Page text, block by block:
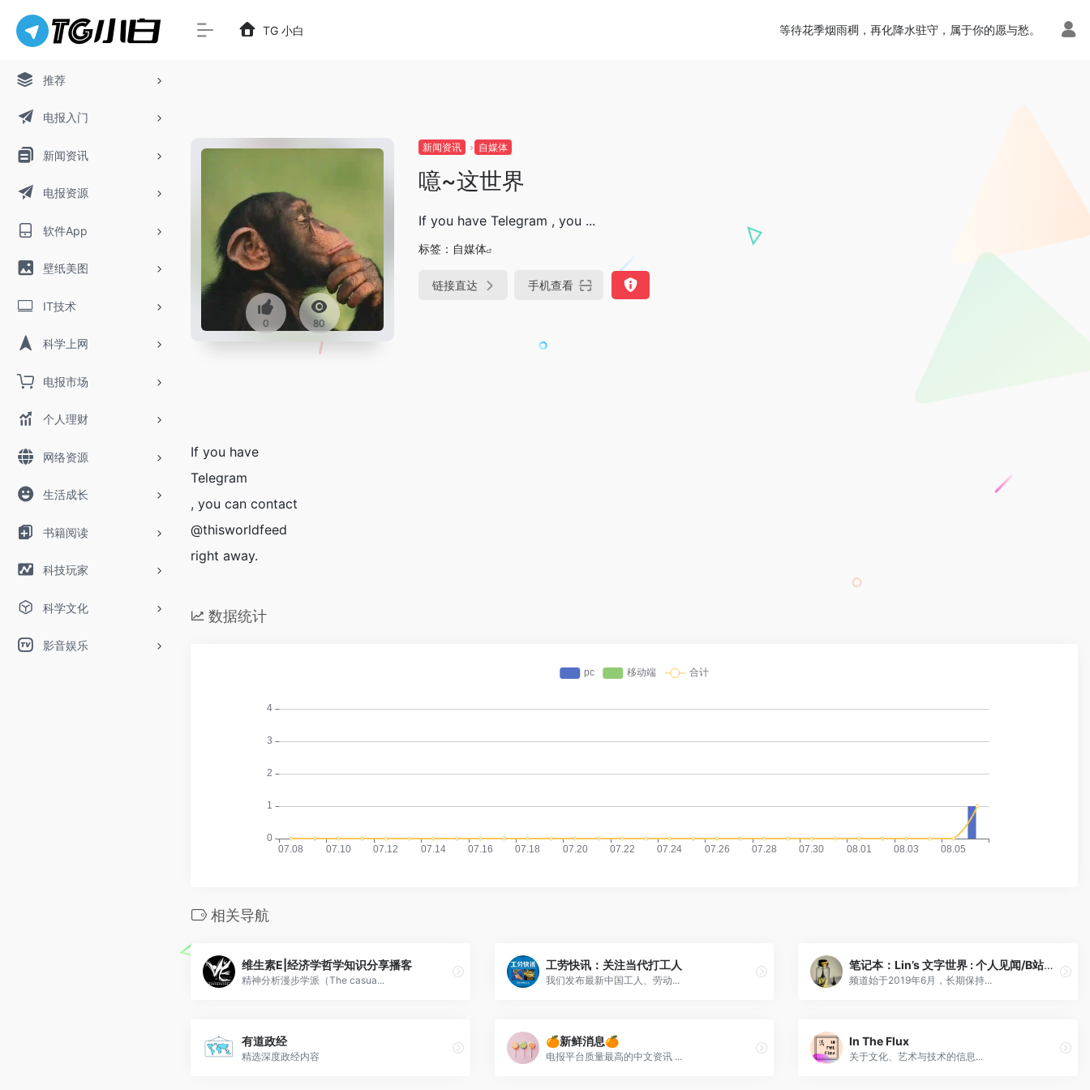
推荐
电报入门
新闻资讯
电报资源
软件App
壁纸美图
IT技术
科学上网
电报市场
个人理财
网络资源
生活成长
书籍阅读
科技玩家
科学文化
影音娱乐
TG 小白 等待花季烟雨稠，再化降水驻守，属于你的愿与愁。
0 80
新闻资讯 自媒体
噫~这世界
If you have Telegram , you ...
标签： 自媒体
链接直达 手机查看
If you have
Telegram
, you can contact
@thisworldfeed
right away.
数据统计
相关导航
维生素E|经济学哲学知识分享播客
精神分析漫步学派（The casua...
工劳快讯：关注当代打工人
我们发布最新中国工人、劳动...
笔记本：Lin’s 文字世界 : 个人见闻/B站视频/网络见闻
频道始于2019年6月，长期保持...
有道政经
精选深度政经内容
🍊新鲜消息🍊
电报平台质量最高的中文资讯 ...
In The Flux
关于文化、艺术与技术的信息...